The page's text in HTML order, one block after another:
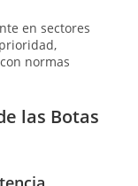
en sectores
normas
las Botas